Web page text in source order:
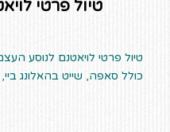
טיול פרטי
כולל סאפה, שייט בהאלונג ביי,